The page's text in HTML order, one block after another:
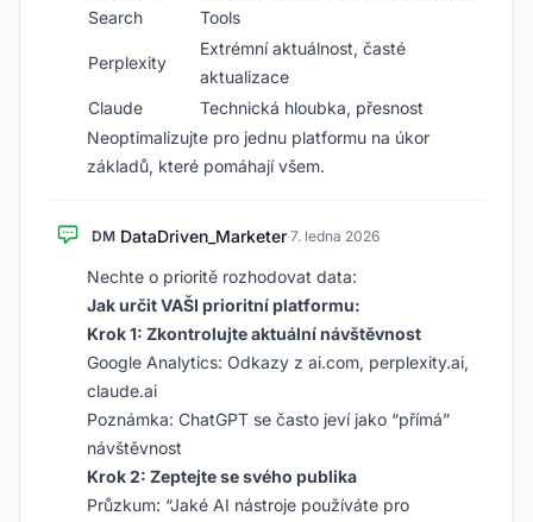
Search
Tools
Perplexity
Extrémní aktuálnost, časté
aktualizace
Claude
Technická hloubka, přesnost
Neoptimalizujte pro jednu platformu na úkor
základů, které pomáhají všem.
DM DataDriven_Marketer·7. ledna 2026
Nechte o prioritě rozhodovat data:
Jak určit VAŠI prioritní platformu:
Krok 1: Zkontrolujte aktuální návštěvnost
Google Analytics: Odkazy z ai.com, perplexity.ai,
claude.ai
Poznámka: ChatGPT se často jeví jako “přímá”
návštěvnost
Krok 2: Zeptejte se svého publika
Průzkum: “Jaké AI nástroje používáte pro